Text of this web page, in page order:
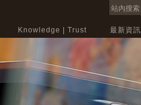
Knowledge | Trust 最新資訊